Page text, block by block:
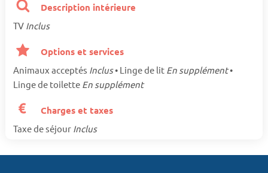
Description intérieure
TV Inclus
Options et services
Animaux acceptés Inclus• Linge de lit En supplément•
Linge de toilette En supplément
Charges et taxes
Taxe de séjour Inclus